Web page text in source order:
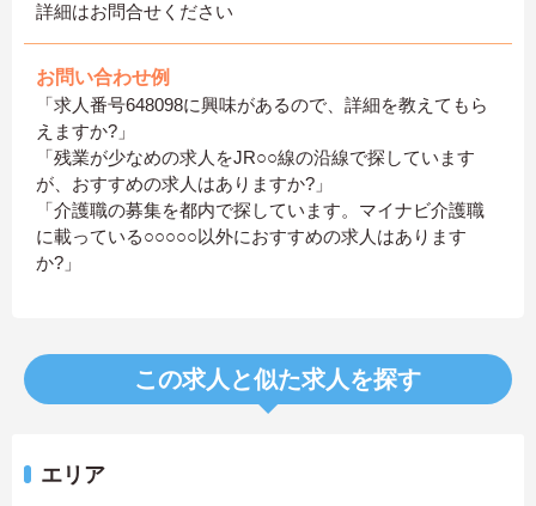
詳細はお問合せください
お問い合わせ例
「求人番号648098に興味があるので、詳細を教えてもら
えますか?」
「残業が少なめの求人をJR○○線の沿線で探しています
が、おすすめの求人はありますか?」
「介護職の募集を都内で探しています。マイナビ介護職
に載っている○○○○○以外におすすめの求人はあります
か?」
この求人と似た求人を探す
エリア